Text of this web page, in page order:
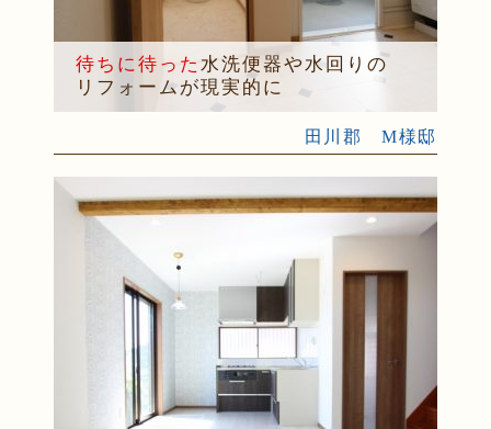
待ちに待った 水洗便器や水回りの
リフォームが現実的に
田川郡 M様邸